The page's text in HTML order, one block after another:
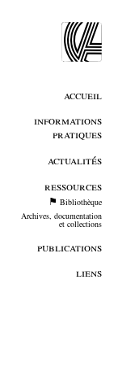
accueil
informations
pratiques
actualités
ressources
Bibliothèque
Archives, documentation
et collections
publications
liens